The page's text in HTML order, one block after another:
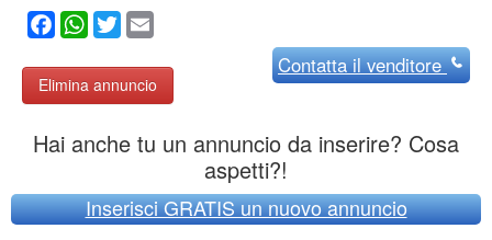
Facebook
WhatsApp
Twitter
Elimina annuncio
Contattail venditore
Hai anche tu un annuncio da inserire? Cosa
aspetti?!
Inserisci GRATIS un nuovo annuncio